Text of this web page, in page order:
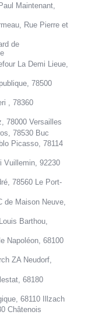
Maintenant,
Rue Pierre et
de
La Demi Lieue,
78500
, 78360
78000 Versailles
78530 Buc
Picasso, 78114
Vuillemin, 92230
78560 Le Port-
de Maison Neuve,
Barthou,
Napoléon, 68100
ZA Neudorf,
68180
68110 Illzach
Châtenois